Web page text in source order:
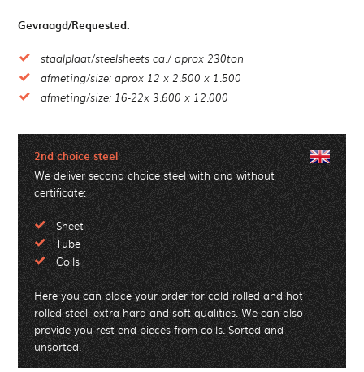
Gevraagd/Requested:
staalplaat/steelsheets ca./ aprox 230ton
afmeting/size: aprox 12 x 2.500 x 1.500
afmeting/size: 16-22x 3.600 x 12.000
2nd choice steel
We deliver second choice steel with and without
certificate:
Sheet
Tube
Coils
Here you can place your order for cold rolled and hot
rolled steel, extra hard and soft qualities. We can also
provide you rest end pieces from coils. Sorted and
unsorted.